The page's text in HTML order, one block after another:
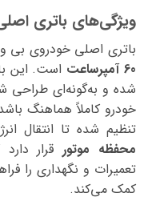
ویژگی‌های باتری
باتری اصلی خودروی بی
60 آمپرساعت
شده و به‌گونه‌ای طراحی
خودرو کاملاً هماهنگ
تنظیم شده تا انتقال
محفظه موتور قرار
تعمیرات و نگهداری را
کمک می‌کند.